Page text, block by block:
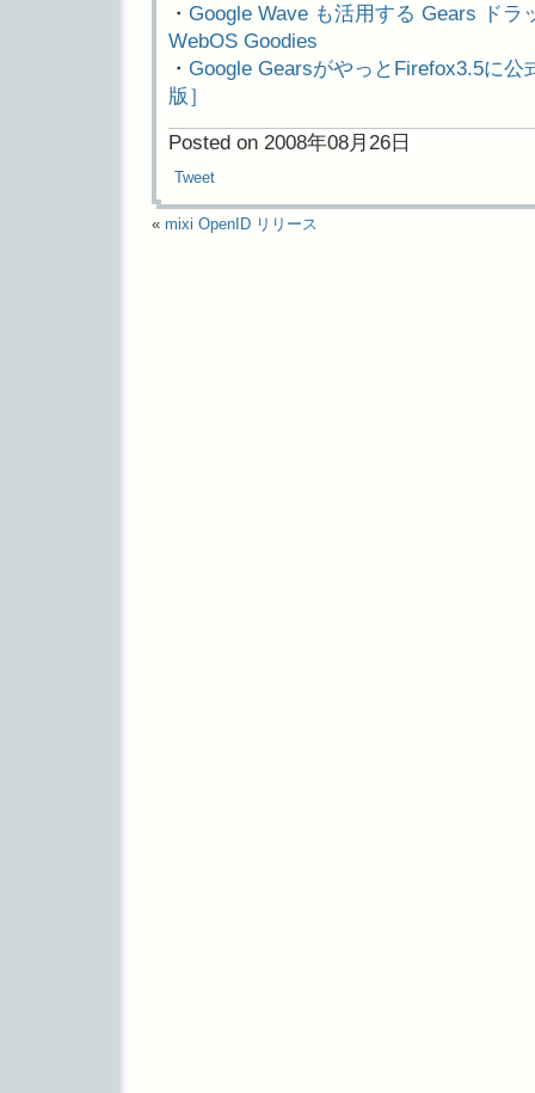
・ Google Wave も活用する Gears ド
WebOS Goodies
・ Google GearsがやっとFirefox3.5に
版］
Posted on 2008年08月26日
Tweet
« mixi OpenID リリース